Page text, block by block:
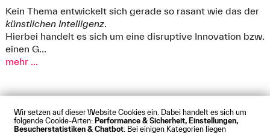
Wir setzen auf dieser Website Cookies ein. Dabei handelt es sich um
folgende Cookie-Arten: Performance & Sicherheit, Einstellungen,
Besucherstatistiken & Chatbot . Bei einigen Kategorien liegen
Kein Thema entwickelt sich gerade so rasant wie das der
künstlichen Intelligenz.
Hierbei handelt es sich um eine disruptive Innovation bzw.
einen G...
mehr ...